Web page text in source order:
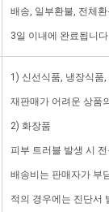
배송, 일부환불, 전체
3일 이내에 완료됩니
1) 신선식품, 냉장식품
재판매가 어려운 상품
2) 화장품
피부 트러블 발생 시
배송비는 판매자가 부
적의 경우에는 진단서